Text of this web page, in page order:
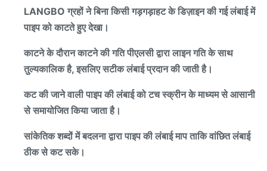
LANGBO ग्रहों ने बिना किसी गड़गड़ाहट के डिज़ाइन की गई लंबाई में
पाइप को काटते हुए देखा।
काटने के दौरान काटने की गति पीएलसी द्वारा लाइन गति के साथ
तुल्यकालिक है, इसलिए सटीक लंबाई प्रदान की जाती है।
कट की जाने वाली पाइप की लंबाई को टच स्क्रीन के माध्यम से आसानी
से समायोजित किया जाता है।
सांकेतिक शब्दों में बदलना द्वारा पाइप की लंबाई माप ताकि वांछित लंबाई
ठीक से कट सके।